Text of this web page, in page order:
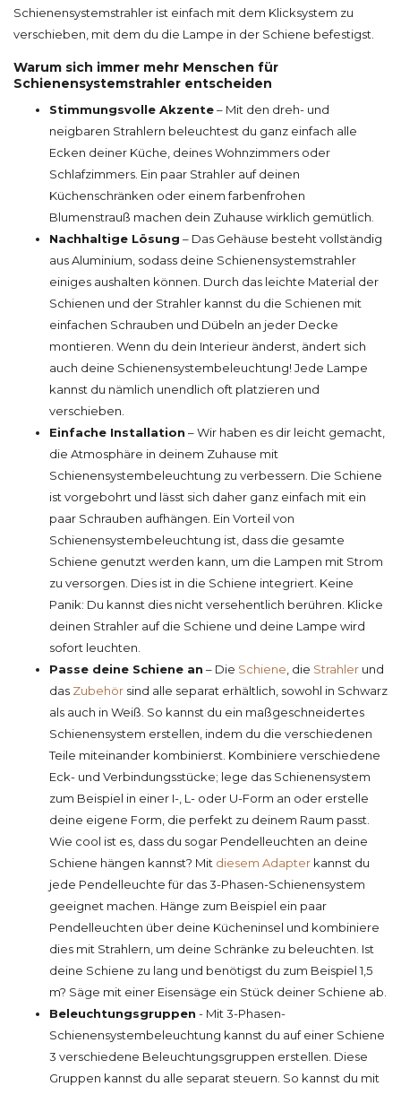
Schienensystemstrahler ist einfach mit dem Klicksystem zu
verschieben, mit dem du die Lampe in der Schiene befestigst.
Warum sich immer mehr Menschen für
Schienensystemstrahler entscheiden
Stimmungsvolle Akzente– Mit den dreh- und
neigbaren Strahlern beleuchtest du ganz einfach alle
Ecken deiner Küche, deines Wohnzimmers oder
Schlafzimmers. Ein paar Strahler auf deinen
Küchenschränken oder einem farbenfrohen
Blumenstrauß machen dein Zuhause wirklich gemütlich.
Nachhaltige Lösung – Das Gehäuse besteht vollständig
aus Aluminium, sodass deine Schienensystemstrahler
einiges aushalten können. Durch das leichte Material der
Schienen und der Strahler kannst du die Schienen mit
einfachen Schrauben und Dübeln an jeder Decke
montieren. Wenn du dein Interieur änderst, ändert sich
auch deine Schienensystembeleuchtung! Jede Lampe
kannst du nämlich unendlich oft platzieren und
verschieben.
Einfache Installation – Wir haben es dir leicht gemacht,
die Atmosphäre in deinem Zuhause mit
Schienensystembeleuchtung zu verbessern. Die Schiene
ist vorgebohrt und lässt sich daher ganz einfach mit ein
paar Schrauben aufhängen. Ein Vorteil von
Schienensystembeleuchtung ist, dass die gesamte
Schiene genutzt werden kann, um die Lampen mit Strom
zu versorgen. Dies ist in die Schiene integriert. Keine
Panik: Du kannst dies nicht versehentlich berühren. Klicke
deinen Strahler auf die Schiene und deine Lampe wird
sofort leuchten.
Passe deine Schiene an – Die Schiene , die Strahler und
das Zubehör sind alle separat erhältlich, sowohl in Schwarz
als auch in Weiß. So kannst du ein maßgeschneidertes
Schienensystem erstellen, indem du die verschiedenen
Teile miteinander kombinierst. Kombiniere verschiedene
Eck- und Verbindungsstücke; lege das Schienensystem
zum Beispiel in einer I-, L- oder U-Form an oder erstelle
deine eigene Form, die perfekt zu deinem Raum passt.
Wie cool ist es, dass du sogar Pendelleuchten an deine
Schiene hängen kannst? Mit diesem Adapter kannst du
jede Pendelleuchte für das 3-Phasen-Schienensystem
geeignet machen. Hänge zum Beispiel ein paar
Pendelleuchten über deine Kücheninsel und kombiniere
dies mit Strahlern, um deine Schränke zu beleuchten. Ist
deine Schiene zu lang und benötigst du zum Beispiel 1,5
m? Säge mit einer Eisensäge ein Stück deiner Schiene ab.
Beleuchtungsgruppen - Mit 3-Phasen-
Schienensystembeleuchtung kannst du auf einer Schiene
3 verschiedene Beleuchtungsgruppen erstellen. Diese
Gruppen kannst du alle separat steuern. So kannst du mit